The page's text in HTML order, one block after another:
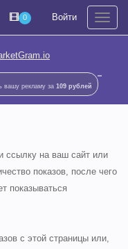
0 Войти
вашу рекламу за109 рублей
ссылку на ваш сайт или
показов, после чего
показываться
с этой страницы или,